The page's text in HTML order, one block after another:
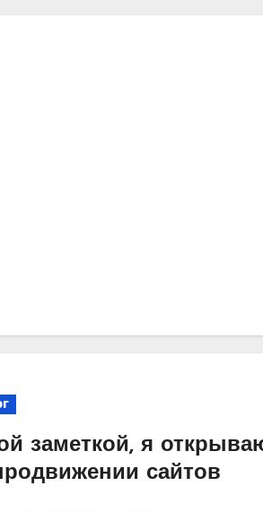
заметкой, я
сайтов